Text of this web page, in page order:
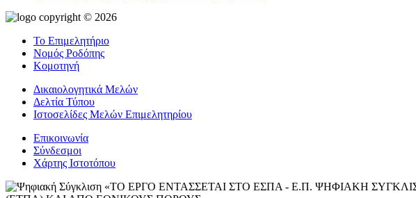
copyright © 2026
Το Επιμελητήριο
Νομός Ροδόπης
Κομοτηνή
Δικαιολογητικά Μελών
Δελτία Τύπου
Ιστοσελίδες Μελών Επιμελητηρίου
Επικοινωνία
Σύνδεσμοι
Χάρτης Ιστοτόπου
«ΤΟ ΕΡΓΟ ΕΝΤΑΣΣΕΤΑΙ ΣΤΟ ΕΣΠΑ - Ε.Π. ΨΗΦΙΑΚΗ